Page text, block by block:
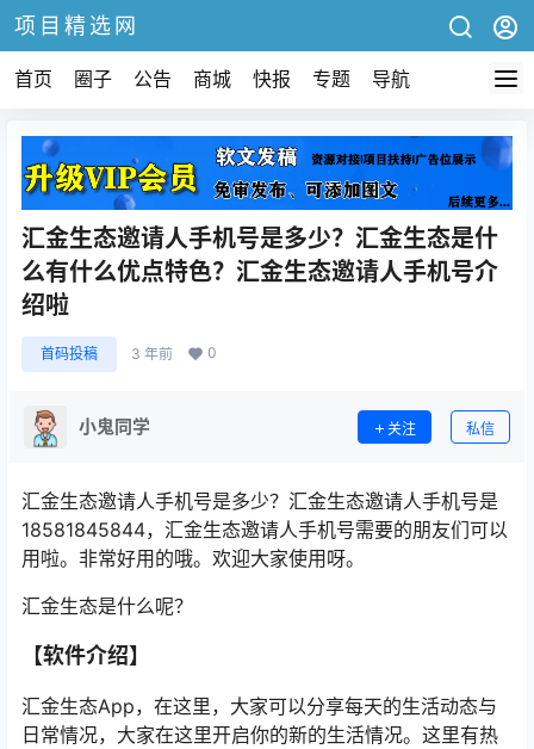
项目精选网
首页 圈子 公告 商城 快报 专题 导航
汇金生态邀请人手机号是多少？汇金生态是什
么有什么优点特色？汇金生态邀请人手机号介
绍啦
首码投稿 3 年前 0
小鬼同学 关注 私信
汇金生态邀请人手机号是多少？汇金生态邀请人手机号是
18581845844，汇金生态邀请人手机号需要的朋友们可以
用啦。非常好用的哦。欢迎大家使用呀。
汇金生态是什么呢？
【软件介绍】
汇金生态App，在这里，大家可以分享每天的生活动态与
日常情况，大家在这里开启你的新的生活情况。这里有热